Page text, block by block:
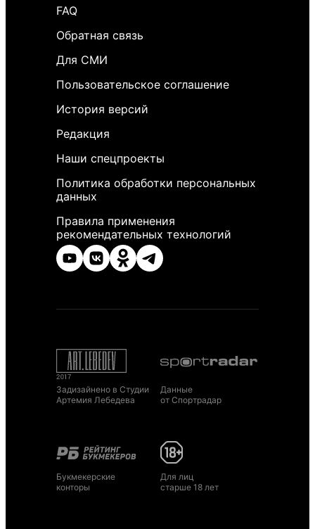
FAQ
Обратная связь
Для СМИ
Пользовательское соглашение
История версий
Редакция
Наши спецпроекты
Политика обработки персональных
данных
Правила применения
рекомендательных технологий
Задизайнено в Студии
Артемия Лебедева
Данные
от Спортрадар
Букмекерские
конторы
Для лиц
старше 18 лет